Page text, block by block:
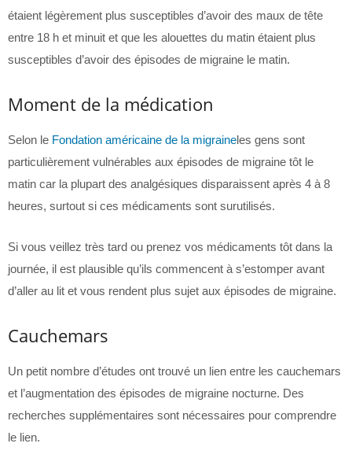
étaient légèrement plus susceptibles d’avoir des maux de tête
entre 18 h et minuit et que les alouettes du matin étaient plus
susceptibles d’avoir des épisodes de migraine le matin.
Moment de la médication
Selon le Fondation américaine de la migraineles gens sont
particulièrement vulnérables aux épisodes de migraine tôt le
matin car la plupart des analgésiques disparaissent après 4 à 8
heures, surtout si ces médicaments sont surutilisés.
Si vous veillez très tard ou prenez vos médicaments tôt dans la
journée, il est plausible qu’ils commencent à s’estomper avant
d’aller au lit et vous rendent plus sujet aux épisodes de migraine.
Cauchemars
Un petit nombre d’études ont trouvé un lien entre les cauchemars
et l’augmentation des épisodes de migraine nocturne. Des
recherches supplémentaires sont nécessaires pour comprendre
le lien.